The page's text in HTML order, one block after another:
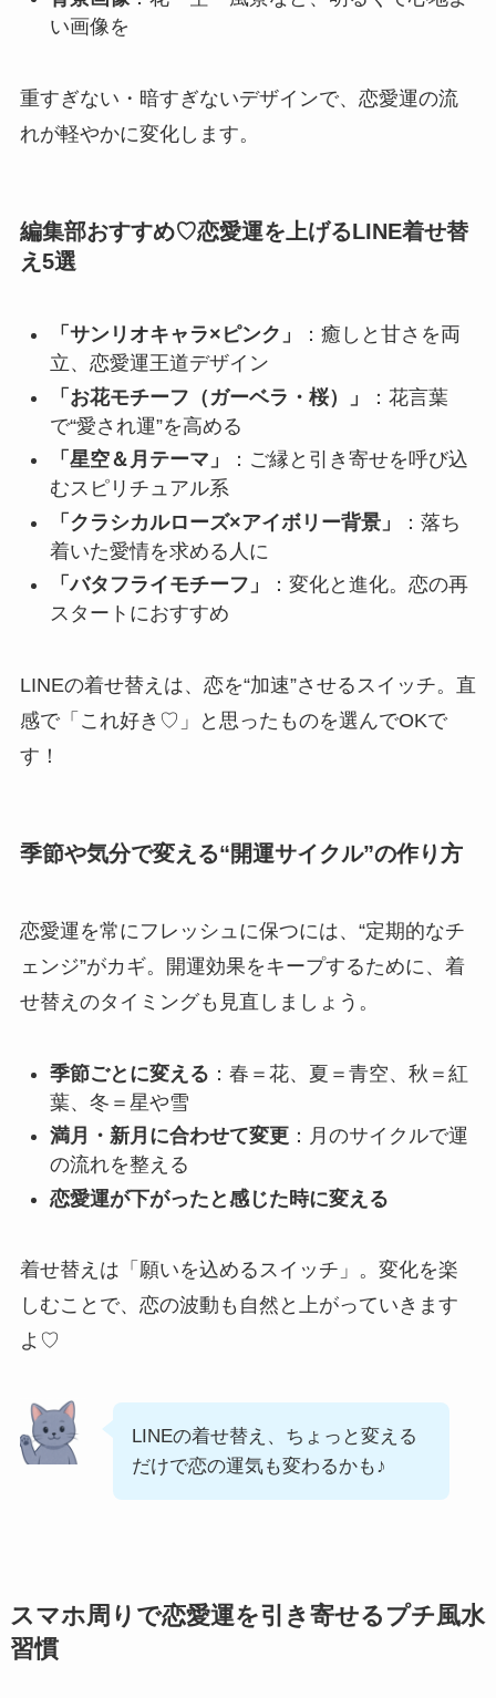
い画像を
重すぎない・暗すぎないデザインで、恋愛運の流
れが軽やかに変化します。
編集部おすすめ♡恋愛運を上げるLINE着せ替
え5選
「サンリオキャラ×ピンク」
：癒しと甘さを両
立、恋愛運王道デザイン
「お花モチーフ（ガーベラ・桜）」
：花言葉
で“愛され運”を高める
「星空＆月テーマ」
：ご縁と引き寄せを呼び込
むスピリチュアル系
「クラシカルローズ×アイボリー背景」
：落ち
着いた愛情を求める人に
「バタフライモチーフ」
：変化と進化。恋の再
スタートにおすすめ
LINEの着せ替えは、恋を“加速”させるスイッチ。直
感で「これ好き♡」と思ったものを選んでOKで
す！
季節や気分で変える“開運サイクル”の作り方
恋愛運を常にフレッシュに保つには、“定期的なチ
ェンジ”がカギ。開運効果をキープするために、着
せ替えのタイミングも見直しましょう。
季節ごとに変える ：春＝花、夏＝青空、秋＝紅
葉、冬＝星や雪
満月・新月に合わせて変更：月のサイクルで運
の流れを整える
恋愛運が下がったと感じた時に変える
着せ替えは「願いを込めるスイッチ」。変化を楽
しむことで、恋の波動も自然と上がっていきます
よ♡
LINEの着せ替え、ちょっと変える
だけで恋の運気も変わるかも♪
スマホ周りで恋愛運を引き寄せるプチ風水
習慣